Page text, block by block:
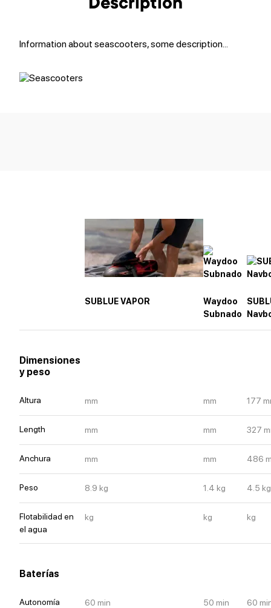
Description
Information about seascooters, some description...
SUBLUE VAPOR
Waydoo
Subnado
Dimensiones
y peso
Altura mm mm 177
Length mm mm 327
Anchura mm mm 486
Peso 8.9 kg 1.4 kg 4.5 kg
Flotabilidad en
el agua
kg kg kg
Baterías
Autonomía 60 min 50 min 60